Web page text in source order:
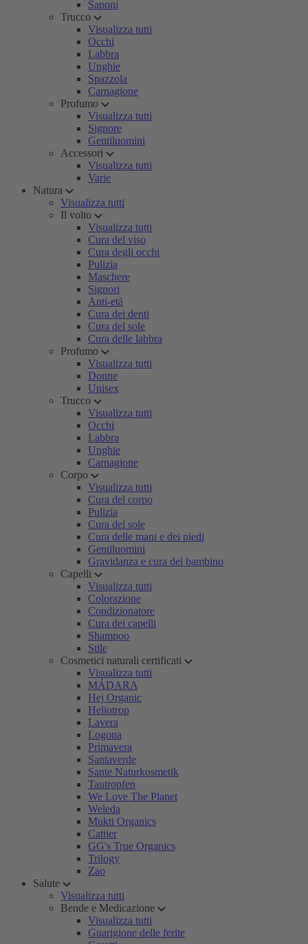
Saponi
Trucco
Visualizza tutti
Occhi
Labbra
Unghie
Spazzola
Carnagione
Profumo
Visualizza tutti
Signore
Gentiluomini
Accessori
Visualizza tutti
Varie
Natura
Visualizza tutti
Il volto
Visualizza tutti
Cura del viso
Cura degli occhi
Pulizia
Maschere
Signori
Anti-età
Cura dei denti
Cura del sole
Cura delle labbra
Profumo
Visualizza tutti
Donne
Unisex
Trucco
Visualizza tutti
Occhi
Labbra
Unghie
Carnagione
Corpo
Visualizza tutti
Cura del corpo
Pulizia
Cura del sole
Cura delle mani e dei piedi
Gentiluomini
Gravidanza e cura del bambino
Capelli
Visualizza tutti
Colorazione
Condizionatore
Cura dei capelli
Shampoo
Stile
Cosmetici naturali certificati
Visualizza tutti
MÁDARA
Hej Organic
Heliotrop
Lavera
Logona
Primavera
Santaverde
Sante Naturkosmetik
Tautropfen
We Love The Planet
Weleda
Mukti Organics
Cattier
GG's True Organics
Trilogy
Zao
Salute
Visualizza tutti
Bende e Medicazione
Visualizza tutti
Guarigione delle ferite